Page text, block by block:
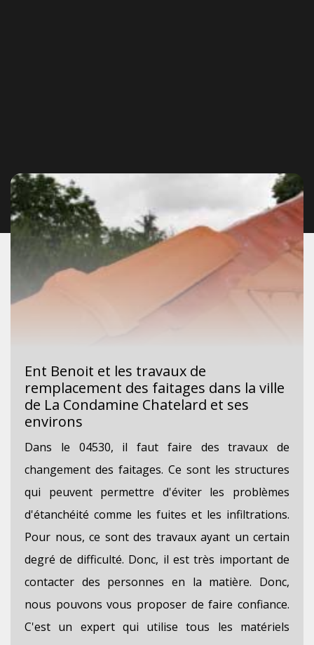
Ent Benoit et les travaux de
remplacement des faitages dans la ville
de La Condamine Chatelard et ses
environs
Dans le 04530, il faut faire des travaux de
changement des faitages. Ce sont les structures
qui peuvent permettre d'éviter les problèmes
d'étanchéité comme les fuites et les infiltrations.
Pour nous, ce sont des travaux ayant un certain
degré de difficulté. Donc, il est très important de
contacter des personnes en la matière. Donc,
nous pouvons vous proposer de faire confiance.
C'est un expert qui utilise tous les matériels